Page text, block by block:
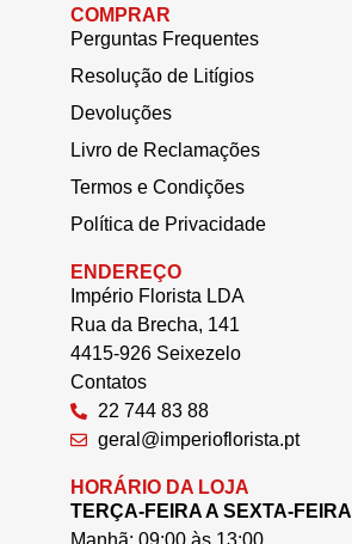
COMPRAR
Perguntas Frequentes
Resolução de Litígios
Devoluções
Livro de Reclamações
Termos e Condições
Política de Privacidade
ENDEREÇO
Império Florista LDA
Rua da Brecha, 141
4415-926 Seixezelo
Contatos
22 744 83 88
geral@imperioflorista.pt
HORÁRIO DA LOJA
TERÇA-FEIRA A SEXTA-FEIRA